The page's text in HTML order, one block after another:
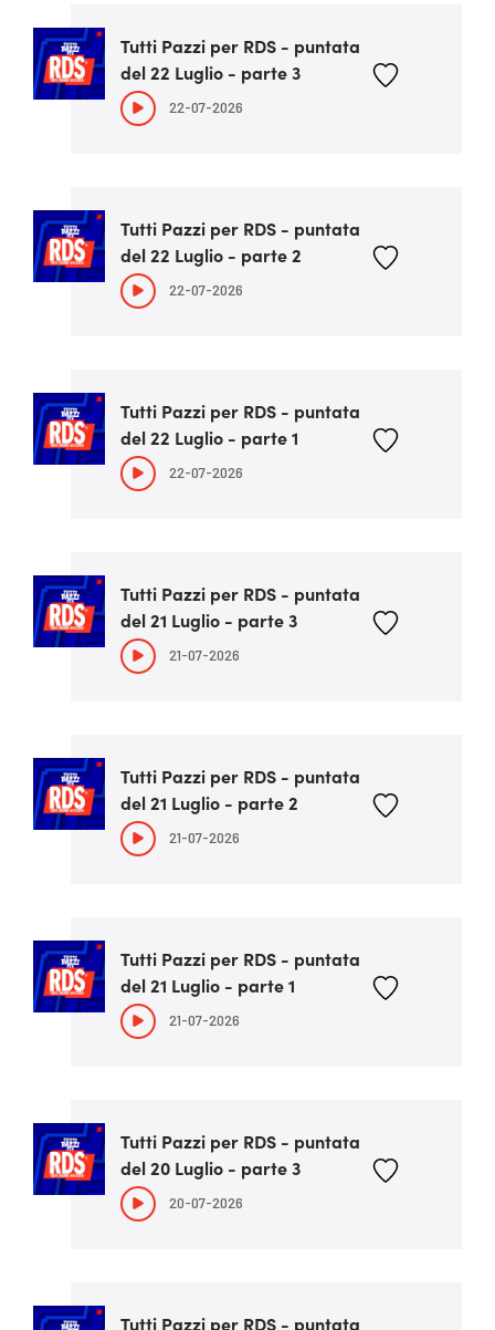
Tutti Pazzi per RDS - puntata
del 22 Luglio - parte 3
22-07-2026
Tutti Pazzi per RDS - puntata
del 22 Luglio - parte 2
22-07-2026
Tutti Pazzi per RDS - puntata
del 22 Luglio - parte 1
22-07-2026
Tutti Pazzi per RDS - puntata
del 21 Luglio - parte 3
21-07-2026
Tutti Pazzi per RDS - puntata
del 21 Luglio - parte 2
21-07-2026
Tutti Pazzi per RDS - puntata
del 21 Luglio - parte 1
21-07-2026
Tutti Pazzi per RDS - puntata
del 20 Luglio - parte 3
20-07-2026
Tutti Pazzi per RDS - puntata